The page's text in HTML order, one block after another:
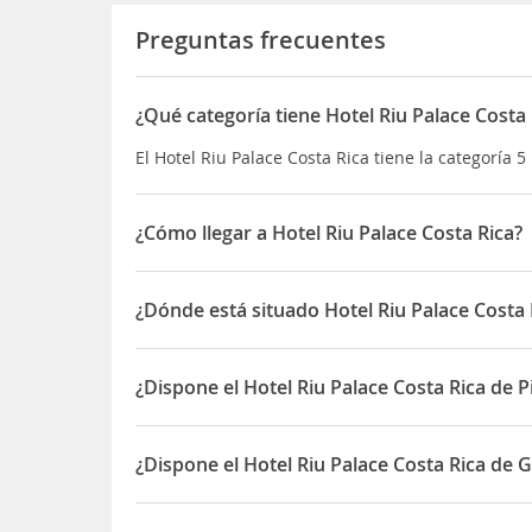
Preguntas frecuentes
¿Qué categoría tiene Hotel Riu Palace Costa
El Hotel Riu Palace Costa Rica tiene la categoría 5
¿Cómo llegar a Hotel Riu Palace Costa Rica?
*Riu Palace Costa Rica está situado en
*En Playa Mata Palo.
*Al norte de Costa Rica.
*A 200 m de la Calle El Poblado, una zona
*A 18 km de Playas del Coco, área con
¿Dónde está situado Hotel Riu Palace Costa
El Hotel Riu Palace Costa Rica está situado en
¿Dispone el Hotel Riu Palace Costa Rica de
Sí, el Hotel Riu Palace Costa Rica dispone de
¿Dispone el Hotel Riu Palace Costa Rica de
Sí, el Hotel Riu Palace Costa Rica dispone de